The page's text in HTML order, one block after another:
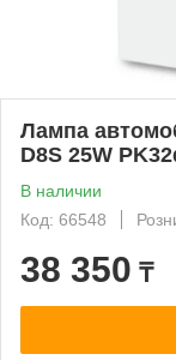
Лампа
D8S 25W
В наличии
Код: 66548
38 350 ₸